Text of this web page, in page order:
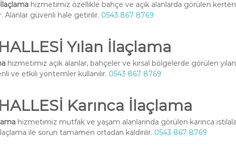
hizmetimiz özellikle bahçe ve açık alanlarda görülen
Alanlar güvenli hale getirilir. 0543 867 8769
Yılan İlaçlama
hizmetimiz açık alanlar, bahçeler ve kırsal bölgelerde görülen
ve etkili yöntemler kullanılır. 0543 867 8769
Karınca İlaçlama
hizmetimiz mutfak ve yaşam alanlarında görülen karınca
ile sorun tamamen ortadan kaldırılır. 0543 867 8769